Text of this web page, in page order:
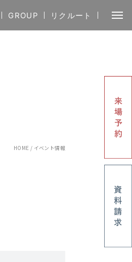
GROUP リクルート
HOME / イベント情報